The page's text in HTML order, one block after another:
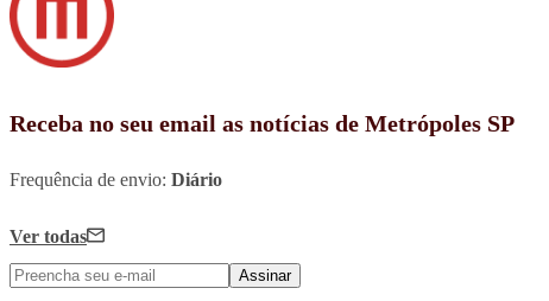
Receba no seu email as notícias de Metrópoles SP
Frequência de envio: Diário
Ver todas
Assinar